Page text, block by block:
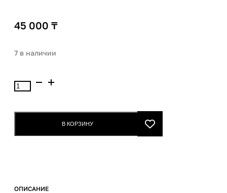
45 000 ₸
7 в наличии
Количество
товара
В КОРЗИНУ
ОПИСАНИЕ